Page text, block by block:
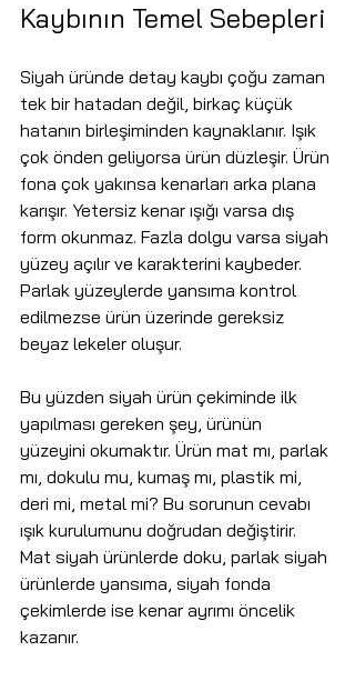
Kaybının Temel Sebepleri
Siyah üründe detay kaybı çoğu zaman
tek bir hatadan değil, birkaç küçük
hatanın birleşiminden kaynaklanır. Işık
çok önden geliyorsa ürün düzleşir. Ürün
fona çok yakınsa kenarları arka plana
karışır. Yetersiz kenar ışığı varsa dış
form okunmaz. Fazla dolgu varsa siyah
yüzey açılır ve karakterini kaybeder.
Parlak yüzeylerde yansıma kontrol
edilmezse ürün üzerinde gereksiz
beyaz lekeler oluşur.
Bu yüzden siyah ürün çekiminde ilk
yapılması gereken şey, ürünün
yüzeyini okumaktır. Ürün mat mı, parlak
mı, dokulu mu, kumaş mı, plastik mi,
deri mi, metal mi? Bu sorunun cevabı
ışık kurulumunu doğrudan değiştirir.
Mat siyah ürünlerde doku, parlak siyah
ürünlerde yansıma, siyah fonda
çekimlerde ise kenar ayrımı öncelik
kazanır.